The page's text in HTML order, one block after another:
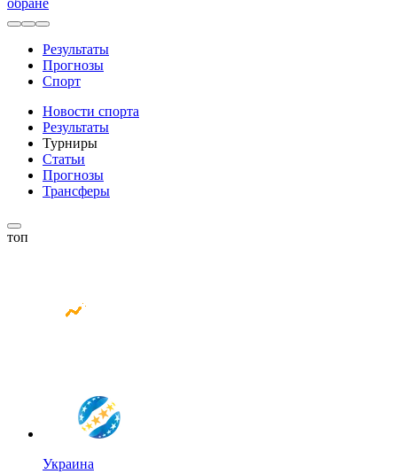
обране
Результаты
Прогнозы
Спорт
Новости спорта
Результаты
Турниры
Статьи
Прогнозы
Трансферы
топ
Украина